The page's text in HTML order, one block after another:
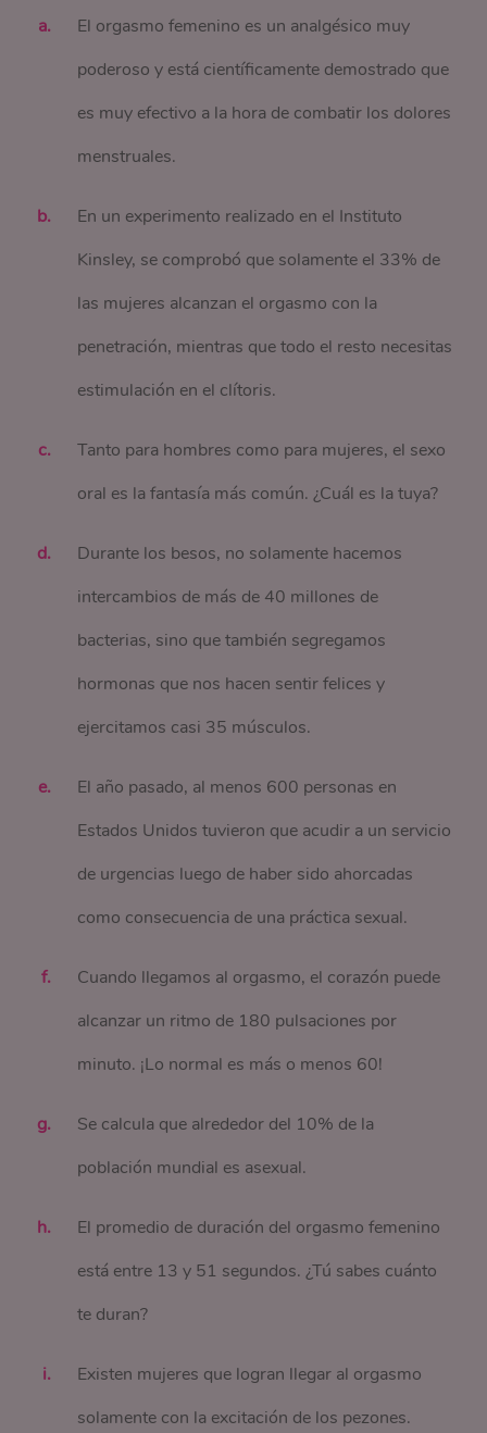
El orgasmo femenino es un analgésico muy
poderoso y está científicamente demostrado que
es muy efectivo a la hora de combatir los dolores
menstruales.
En un experimento realizado en el Instituto
Kinsley, se comprobó que solamente el 33% de
las mujeres alcanzan el orgasmo con la
penetración, mientras que todo el resto necesitas
estimulación en el clítoris.
Tanto para hombres como para mujeres, el sexo
oral es la fantasía más común. ¿Cuál es la tuya?
Durante los besos, no solamente hacemos
intercambios de más de 40 millones de
bacterias, sino que también segregamos
hormonas que nos hacen sentir felices y
ejercitamos casi 35 músculos.
El año pasado, al menos 600 personas en
Estados Unidos tuvieron que acudir a un servicio
de urgencias luego de haber sido ahorcadas
como consecuencia de una práctica sexual.
Cuando llegamos al orgasmo, el corazón puede
alcanzar un ritmo de 180 pulsaciones por
minuto. ¡Lo normal es más o menos 60!
Se calcula que alrededor del 10% de la
población mundial es asexual.
El promedio de duración del orgasmo femenino
está entre 13 y 51 segundos. ¿Tú sabes cuánto
te duran?
Existen mujeres que logran llegar al orgasmo
solamente con la excitación de los pezones.